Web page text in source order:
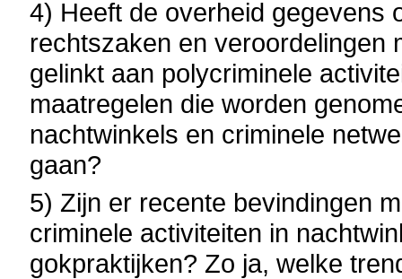
4) Heeft de overheid gegevens
rechtszaken en veroordelingen
gelinkt aan polycriminele
maatregelen die worden
nachtwinkels en criminele
gaan?
5) Zijn er recente bevindingen
criminele activiteiten in
gokpraktijken? Zo ja, welke